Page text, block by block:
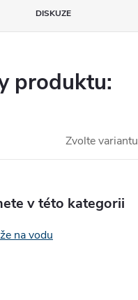
DISKUZE
produktu:
Zvolte variantu
v této kategorii
na vodu